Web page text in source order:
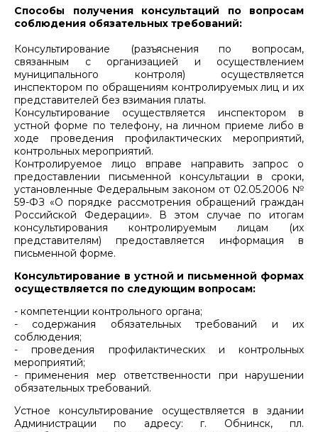
Способы получения консультаций по вопросам
соблюдения обязательных требований:
Консультирование (разъяснения по вопросам,
связанным с организацией и осуществлением
муниципального контроля) осуществляется
инспектором по обращениям контролируемых лиц и их
представителей без взимания платы.
Консультирование осуществляется инспектором в
устной форме по телефону, на личном приеме либо в
ходе проведения профилактических мероприятий,
контрольных мероприятий.
Контролируемое лицо вправе направить запрос о
предоставлении письменной консультации в сроки,
установленные Федеральным законом от 02.05.2006 №
59-ФЗ «О порядке рассмотрения обращений граждан
Российской Федерации». В этом случае по итогам
консультирования контролируемым лицам (их
представителям) предоставляется информация в
письменной форме.
Консультирование в устной и письменной формах
осуществляется по следующим вопросам:
- компетенции контрольного органа;
- содержания обязательных требований и их
соблюдения;
- проведения профилактических и контрольных
мероприятий;
- применения мер ответственности при нарушении
обязательных требований.
Устное консультирование осуществляется в здании
Администрации по адресу: г. Обнинск, пл.